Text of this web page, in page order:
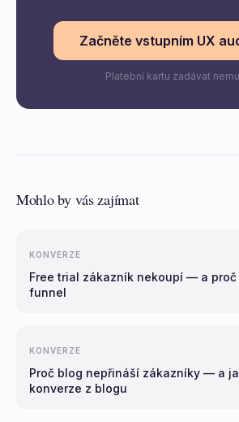
Začněte vstupním UX
Platební kartu zadávat
Mohlo by vás zajímat
KONVERZE
Free trial zákazník nekoupí — a proč
funnel
KONVERZE
Proč blog nepřináší zákazníky — a
konverze z blogu